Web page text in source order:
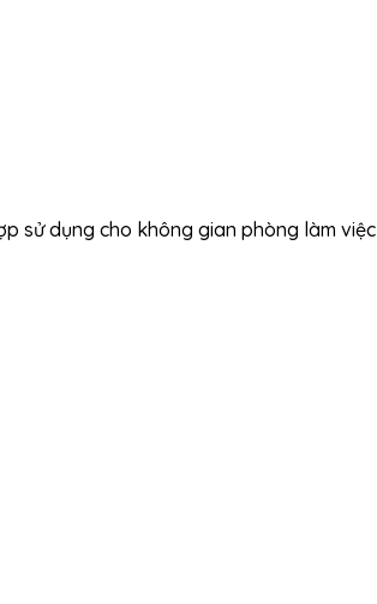
sử dụng cho không gian phòng làm việc